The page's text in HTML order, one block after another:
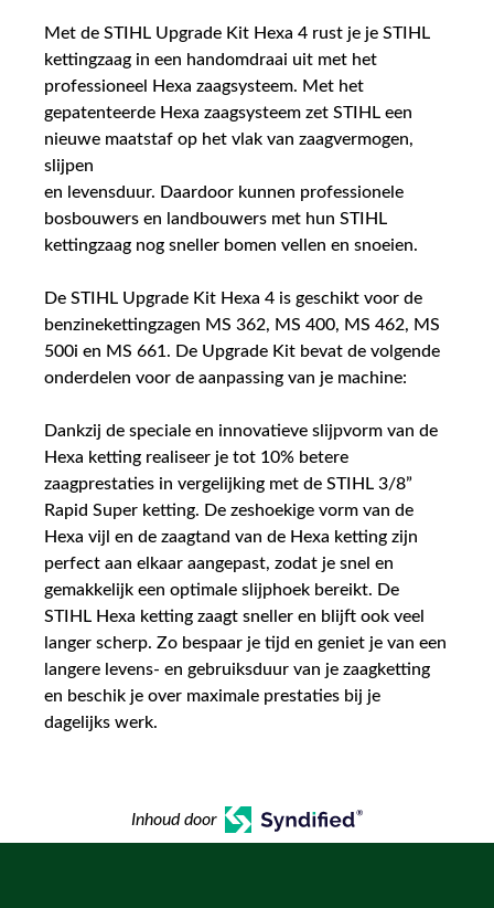
Met de STIHL Upgrade Kit Hexa 4 rust je je STIHL
kettingzaag in een handomdraai uit met het
professioneel Hexa zaagsysteem. Met het
gepatenteerde Hexa zaagsysteem zet STIHL een
nieuwe maatstaf op het vlak van zaagvermogen,
slijpen
en levensduur. Daardoor kunnen professionele
bosbouwers en landbouwers met hun STIHL
kettingzaag nog sneller bomen vellen en snoeien.
De STIHL Upgrade Kit Hexa 4 is geschikt voor de
benzinekettingzagen MS 362, MS 400, MS 462, MS
500i en MS 661. De Upgrade Kit bevat de volgende
onderdelen voor de aanpassing van je machine:
Dankzij de speciale en innovatieve slijpvorm van de
Hexa ketting realiseer je tot 10% betere
zaagprestaties in vergelijking met de STIHL 3/8”
Rapid Super ketting. De zeshoekige vorm van de
Hexa vijl en de zaagtand van de Hexa ketting zijn
perfect aan elkaar aangepast, zodat je snel en
gemakkelijk een optimale slijphoek bereikt. De
STIHL Hexa ketting zaagt sneller en blijft ook veel
langer scherp. Zo bespaar je tijd en geniet je van een
langere levens- en gebruiksduur van je zaagketting
en beschik je over maximale prestaties bij je
dagelijks werk.
Inhoud door